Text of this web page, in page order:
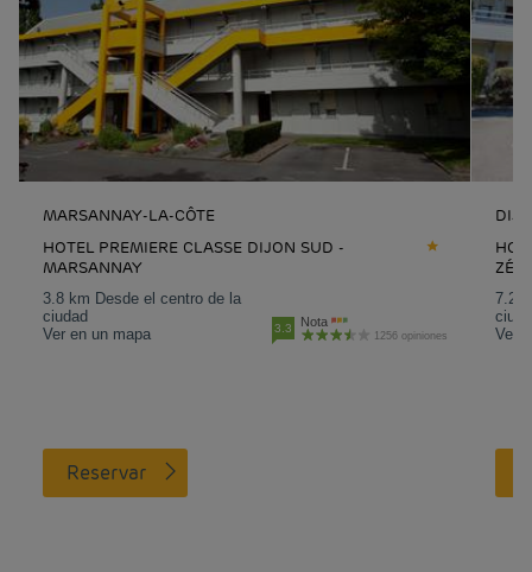
MARSANNAY-LA-CÔTE
HOTEL PREMIERE CLASSE DIJON SUD -
MARSANNAY
3.8 km Desde el centro de la
ciudad
Ver en un mapa
3.3 Nota
1256 opiniones
Reservar
7.2
Ver